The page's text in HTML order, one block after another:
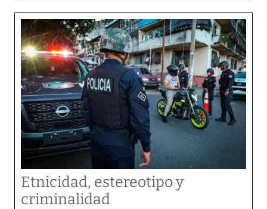
Etnicidad, estereotipo y
criminalidad